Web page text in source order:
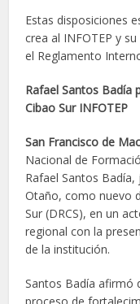
Estas disposiciones
crea al INFOTEP y
el Reglamento
Rafael Santos Badía
Cibao Sur INFOTEP
San Francisco de
Nacional de
Rafael Santos
Otaño, como nuevo
Sur (DRCS), en un
regional con la
de la institución.
Santos Badía afirmó
proceso de